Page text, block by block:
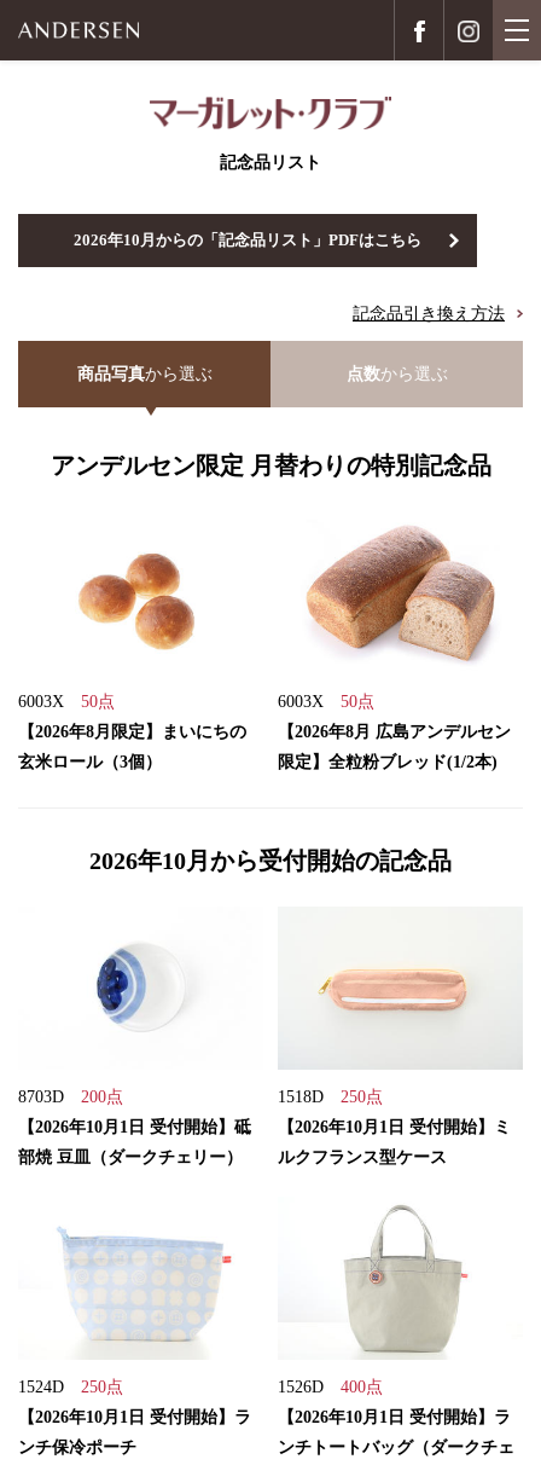
記念品リスト
2026年10月からの「記念品リスト」PDFはこちら
記念品引き換え方法
商品写真から選ぶ 点数から選ぶ
アンデルセン限定 月替わりの特別記念品
6003X 50点
【2026年8月限定】まいにちの
玄米ロール（3個）
6003X 50点
【2026年8月 広島アンデルセン
限定】全粒粉ブレッド(1/2本)
2026年10月から受付開始の記念品
8703D 200点
【2026年10月1日 受付開始】砥
部焼 豆皿（ダークチェリー）
1518D 250点
【2026年10月1日 受付開始】ミ
ルクフランス型ケース
1524D 250点
【2026年10月1日 受付開始】ラ
ンチ保冷ポーチ
1526D 400点
【2026年10月1日 受付開始】ラ
ンチトートバッグ（ダークチェ